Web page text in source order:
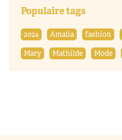
Populaire tags
2024 Amalia fashion
Mary
Mathilde Mode